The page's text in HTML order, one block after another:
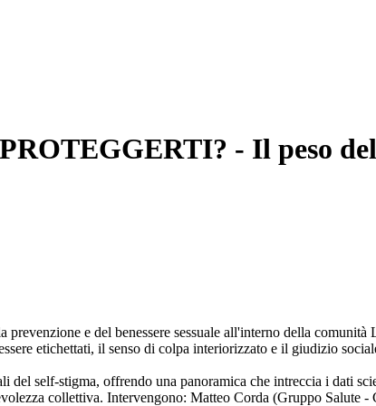
- Il peso
e del benessere sessuale all'interno della
etichettati, il senso di colpa interiorizzato e il giudizio
self-stigma, offrendo una panoramica che intreccia i dati
collettiva. Intervengono: Matteo Corda (Gruppo